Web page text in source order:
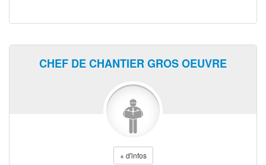
CHEF DE CHANTIER GROS OEUVRE
+ d'infos